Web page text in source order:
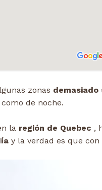
zonas demasiado
de noche.
la región de Quebec ,
y la verdad es que